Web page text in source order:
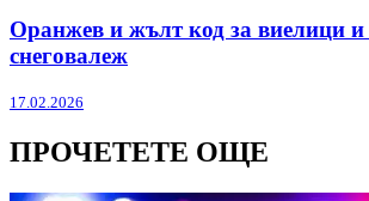
Оранжев и жълт код за виелици и
снеговалеж
17.02.2026
ПРОЧЕТЕТЕ ОЩЕ